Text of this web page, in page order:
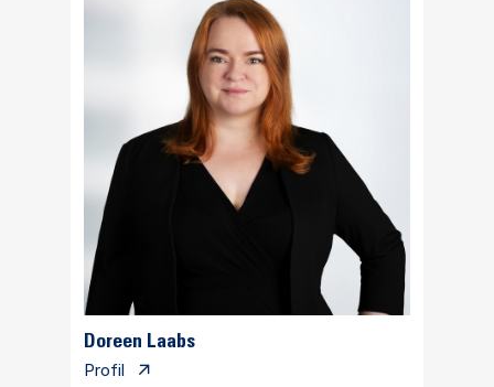
Doreen Laabs
Profil